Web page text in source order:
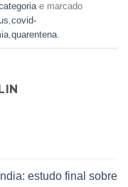
e marcado
,covid-
,quarentena.
estudo final sobre